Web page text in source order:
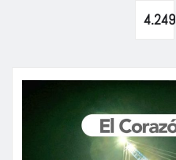
entradas
4.249